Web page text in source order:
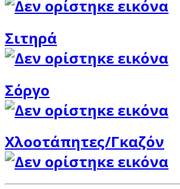
Σιτηρά
Σόργο
Χλοοτάπητες/Γκαζόν